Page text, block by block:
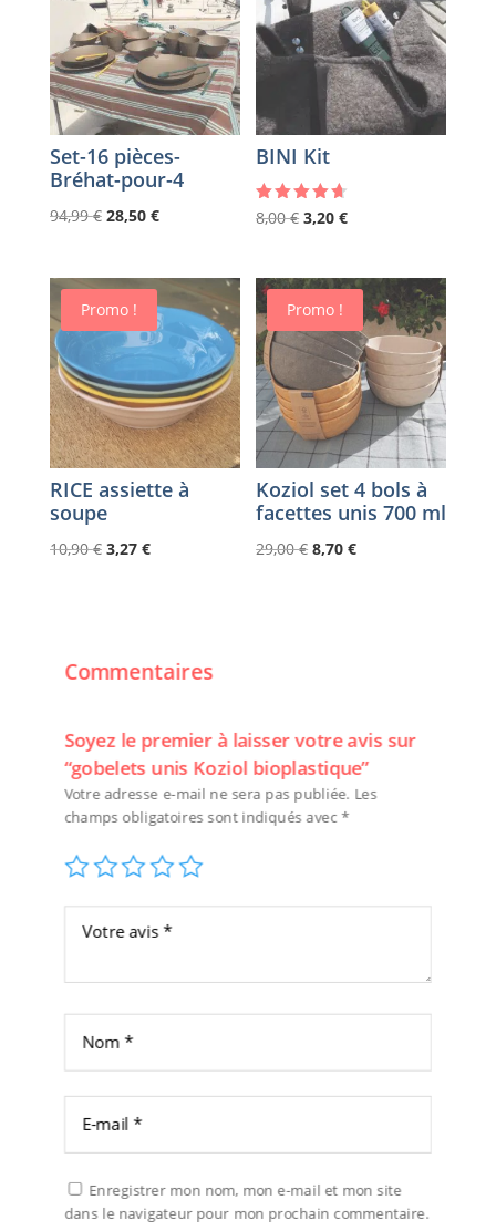
Set-16 pièces-
Bréhat-pour-4
94,99€ Le
était :
94,99 €.
28,50 €Le
est :
28,50 €.
BINI Kit
Note
4.67
8,00€ Le
initial
était :
8,00 €.
3,20€Le
actuel
est :
3,20 €.
Promo !
RICE assiette à
soupe
10,90€ Le
10,90 €.
3,27 €Le
3,27 €.
Promo !
Koziol set 4 bols à
facettes unis 700 ml
29,00€ Le
8,70€Le
Commentaires
Soyez le premier à laisser votre avis sur
“gobelets unis Koziol bioplastique”
Votre adresse e-mail ne sera pas publiée. Les
champs obligatoires sont indiqués avec*
Enregistrer mon nom, mon e-mail et mon site
dans le navigateur pour mon prochain commentaire.